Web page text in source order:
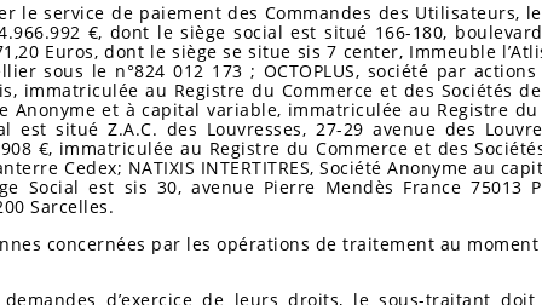
le service de paiement des Commandes des Utilisateurs,
€, dont le siège social est situé 166-180,
Euros, dont le siège se situe sis 7 center, Immeuble
sous le n°824 012 173 ; OCTOPLUS, société par
immatriculée au Registre du Commerce et des Sociétés
Anonyme et à capital variable, immatriculée au Registre
situé Z.A.C. des Louvresses, 27-29 avenue des
908 €, immatriculée au Registre du Commerce et des
Cedex; NATIXIS INTERTITRES, Société Anonyme au
est sis 30, avenue Pierre Mendès France 75013
Sarcelles.
concernées par les opérations de traitement au
d’exercice de leurs droits, le sous-traitant doit